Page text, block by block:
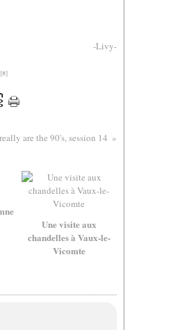
-Livy-
#]
are the 90's, session 14
Une visite aux
chandelles à Vaux-le-
Vicomte